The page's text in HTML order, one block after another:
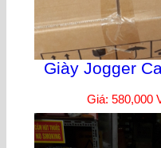
Giày Jogger
Giá: 580,000